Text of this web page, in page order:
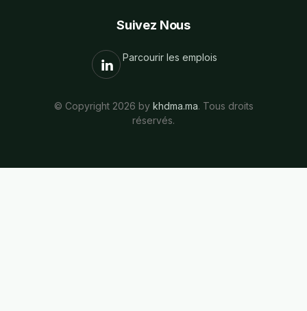
Suivez Nous
Parcourir les emplois
© Copyright 2026 by khdma.ma. Tous droits
réservés.